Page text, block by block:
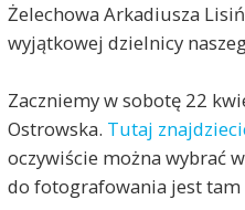
Żelechowa Arkadiusza
wyjątkowej dzielnicy
Zaczniemy w sobotę 22
Ostrowska. Tutaj
oczywiście można wybrać
do fotografowania jest tam